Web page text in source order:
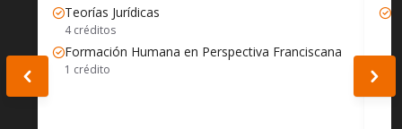
Teorías Jurídicas
4 créditos
Formación Humana en Perspectiva Franciscana
1 crédito